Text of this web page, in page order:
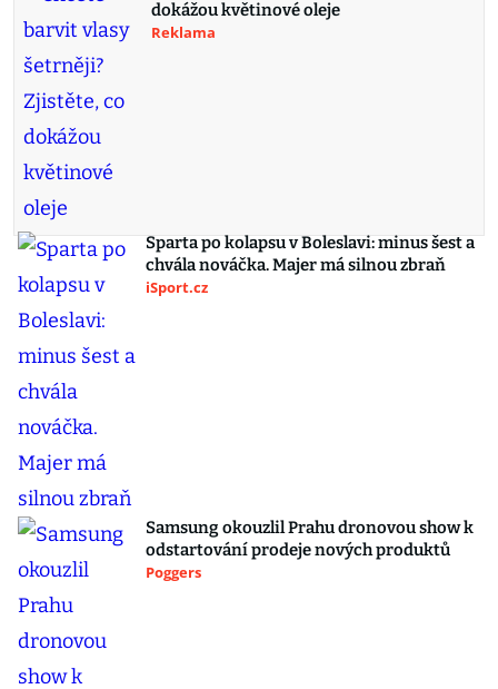
dokážou květinové oleje
Reklama
Sparta po kolapsu v Boleslavi: minus šest a
chvála nováčka. Majer má silnou zbraň
iSport.cz
Samsung okouzlil Prahu dronovou show k
odstartování prodeje nových produktů
Poggers